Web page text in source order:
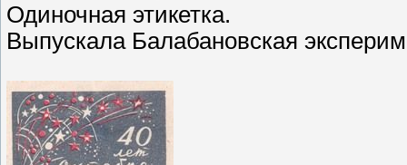
Одиночная этикетка.
Выпускала Балабановская